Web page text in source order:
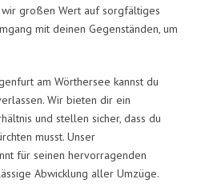
großen Wert auf sorgfältiges
mit deinen Gegenständen, um
am Wörthersee kannst du
Wir bieten dir ein
und stellen sicher, dass du
musst. Unser
für seinen hervorragenden
Abwicklung aller Umzüge.